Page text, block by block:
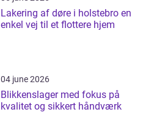
Lakering af døre i holstebro en
enkel vej til et flottere hjem
04 june 2026
Blikkenslager med fokus på
kvalitet og sikkert håndværk